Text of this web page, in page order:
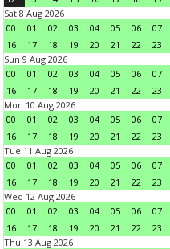
Sat 8 Aug 2026
00
01 02 03 04 05 06 07
16
17 18 19 20 21 22
23
Sun 9 Aug 2026
00
01 02 03 04 05 06 07
16
17 18 19 20 21 22
23
Mon 10 Aug 2026
00
01 02 03 04 05 06 07
16
17 18 19 20 21 22
23
Tue 11 Aug 2026
00
01 02 03 04 05 06 07
16
17 18 19 20 21 22
23
Wed 12 Aug 2026
00
01 02 03 04 05 06 07
16
17 18 19 20 21 22
23
Thu 13 Aug 2026